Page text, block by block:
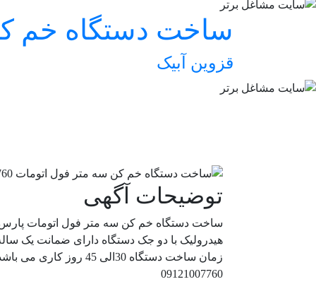
ساخت دستگاه خم کن سه
قزوین آبیک
توضیحات آگهی
ساخت دستگاه خم کن سه متر فول اتومات پارس
هیدرولیک با دو جک دستگاه دارای ضمانت یک
زمان ساخت دستگاه 30الی 45 روز کاری می باشد
09121007760